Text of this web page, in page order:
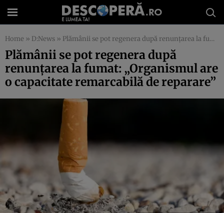
Home » D:News » Plămânii se pot regenera după renunțarea la fumat: „Organismul are o capacitate remarcabilă de reparare”
Plămânii se pot regenera după
renunțarea la fumat: „Organismul are
o capacitate remarcabilă de reparare”